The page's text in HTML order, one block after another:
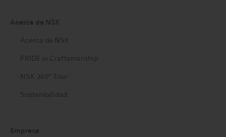
Acerca de NSK
Acerca de NSK
PRIDE in Craftsmanship
NSK 360° Tour
Sostenibilidad
Empresa